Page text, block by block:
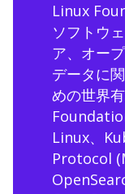
Linux
ソフトウ
ア、オー
データに
めの世界
Linux、
Protocol